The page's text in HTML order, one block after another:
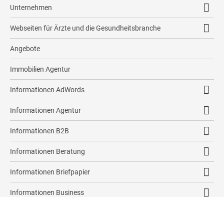
Flyer
Broschüren
Bewertungsflyer
Textkonzeption
Kontrolle
Sicherheit
Immobilientexte
Maklerbroschüren
social immonewsfeed
immonewsfeed
Lösungen für Immobilienbörsen
Unternehmen
Firmenprofil
Team
Kontakt
Kundenstimmen
Presse
Impressum
Webseiten für Ärzte und die Gesundheitsbranche
Angebote
Immobilien Agentur
Informationen AdWords
Informationen Agentur
Agentur Bonn
Agentur Burscheid
Agentur Düsseldorf
Agentur Köln
Informationen B2B
Informationen Beratung
Informationen Briefpapier
Informationen Business